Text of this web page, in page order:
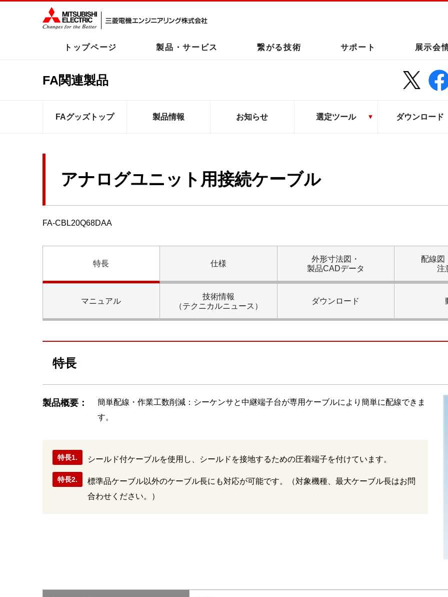
トップページ 製品・サービス 繋がる技術 サポート 展示会
FA関連製品
FAグッズトップ 製品情報 お知らせ 選定ツール ダウンロード
アナログユニット用接続ケーブル
FA-CBL20Q68DAA
特長 仕様
外形寸法図・
製品CADデータ
配線図
注
マニュアル
技術情報
（テクニカルニュース）
ダウンロード
特長
製品概要：
簡単配線・作業⼯数削減：シーケンサと中継端⼦台が専⽤ケーブルにより簡単に配線できま
す。
特長1. シールド付ケーブルを使用し、シールドを接地するための圧着端子を付けています。
特長2.
標準品ケーブル以外のケーブル長にも対応が可能です。（対象機種、最大ケーブル長はお問
合わせください。）